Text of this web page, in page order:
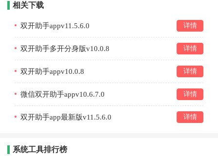
相关下载
双开助手appv11.5.6.0 详情
双开助手多开分身版v10.0.8 详情
双开助手appv10.0.8 详情
微信双开助手appv10.6.7.0 详情
双开助手app最新版v11.5.6.0 详情
系统工具排行榜